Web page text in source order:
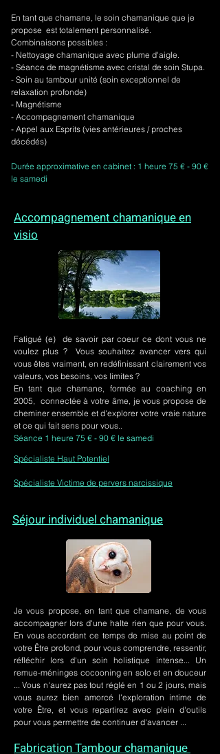
En tant que chamane, le soin chamanique que je
propose est totalement personnalisé.
Combinaisons possibles :
- Nettoyage chamanique avec plume d'aigle.
- Séance de magnétisme avec cristal de soin Stupa.
- Soin au tambour unité (soin exceptionnel de
relaxation profonde)
- Magnétisme
- Accompagnement chamanique
- Appel aux Esprits (vies antérieures / proches
décédés)
Durée approximative en cabinet : 1 heure 75 € - 90 €
le samedi
Accompagnement chamanique en
visio
Fatigué (e) de savoir par coeur ce dont vous ne
voulez plus ? Vous souhaitez avancer vers qui
vous êtes vraiment, en redéfinissant clairement vos
valeurs, vos besoins, vos limites ?
En tant que chamane, formée au coaching en
2005, connectée à votre âme, je vous propose de
cheminer ensemble et d'explorer votre vraie nature
et ce qui fait sens pour vous..
Séance 1 heure 75 € - 90 € le samedi
Spécialiste Haut Potentiel
Spécialiste Victime de pervers narcissique
Séjour individuel chamanique
Je vous propose, en tant que chamane, de vous
accompagner lors d'une halte rien que pour vous.
En vous accordant ce temps de mise au point de
votre Être profond, pour vous comprendre, ressentir,
réfléchir lors d'un soin holistique intense... Un
remue-méninges cocooning en solo et en douceur
... Vous n'aurez pas tout réglé en 1 ou 2 jours, mais
vous aurez bien amorcé l'exploration intime de
votre Être, et vous repartirez avec plein d'outils
pour vous permettre de continuer d'avancer ...
Fabrication Tambour chamanique